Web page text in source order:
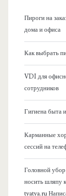
Пироги на
дома и офиса
Как выбрать
VDI для
сотрудников
Гигиена быта
Карманные
сессий на
Головной
носить шляпу
tyatya.ru